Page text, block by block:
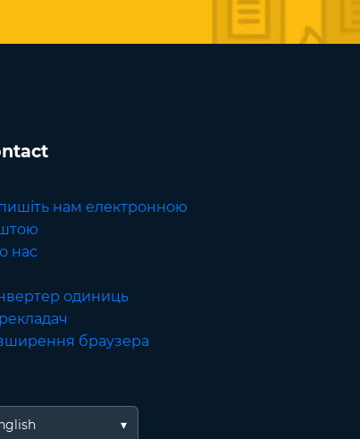
нам електронною
нас
одиниць
браузера